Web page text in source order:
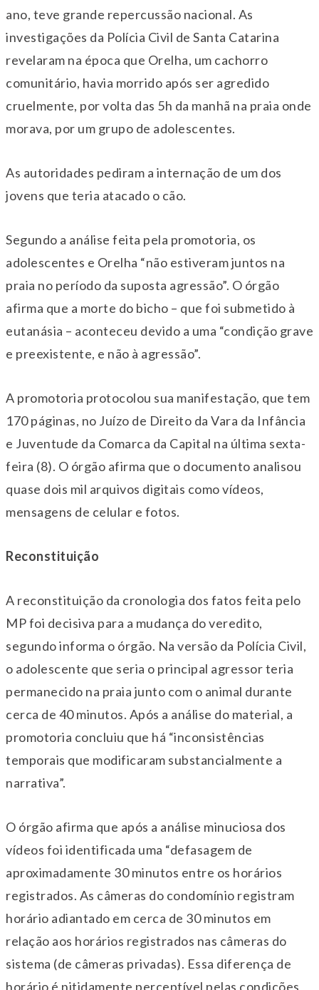
ano, teve grande repercussão nacional. As
investigações da Polícia Civil de Santa Catarina
revelaram na época que Orelha, um cachorro
comunitário, havia morrido após ser agredido
cruelmente, por volta das 5h da manhã na praia onde
morava, por um grupo de adolescentes.
As autoridades pediram a internação de um dos
jovens que teria atacado o cão.
Segundo a análise feita pela promotoria, os
adolescentes e Orelha “não estiveram juntos na
praia no período da suposta agressão”. O órgão
afirma que a morte do bicho – que foi submetido à
eutanásia – aconteceu devido a uma “condição grave
e preexistente, e não à agressão”.
A promotoria protocolou sua manifestação, que tem
170 páginas, no Juízo de Direito da Vara da Infância
e Juventude da Comarca da Capital na última sexta-
feira (8). O órgão afirma que o documento analisou
quase dois mil arquivos digitais como vídeos,
mensagens de celular e fotos.
Reconstituição
A reconstituição da cronologia dos fatos feita pelo
MP foi decisiva para a mudança do veredito,
segundo informa o órgão. Na versão da Polícia Civil,
o adolescente que seria o principal agressor teria
permanecido na praia junto com o animal durante
cerca de 40 minutos. Após a análise do material, a
promotoria concluiu que há “inconsistências
temporais que modificaram substancialmente a
narrativa”.
O órgão afirma que após a análise minuciosa dos
vídeos foi identificada uma “defasagem de
aproximadamente 30 minutos entre os horários
registrados. As câmeras do condomínio registram
horário adiantado em cerca de 30 minutos em
relação aos horários registrados nas câmeras do
sistema (de câmeras privadas). Essa diferença de
horário é nitidamente perceptível pelas condições